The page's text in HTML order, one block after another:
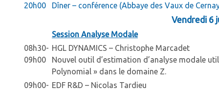
20h00
Dîner – conférence (Abbaye des Vaux de
Vendredi 6
Session Analyse Modale
08h30-
09h00
HGL DYNAMICS – Christophe Marcadet
Nouvel outil d’estimation d’analyse modale
Polynomial » dans le domaine Z.
09h00- EDF R&D – Nicolas Tardieu